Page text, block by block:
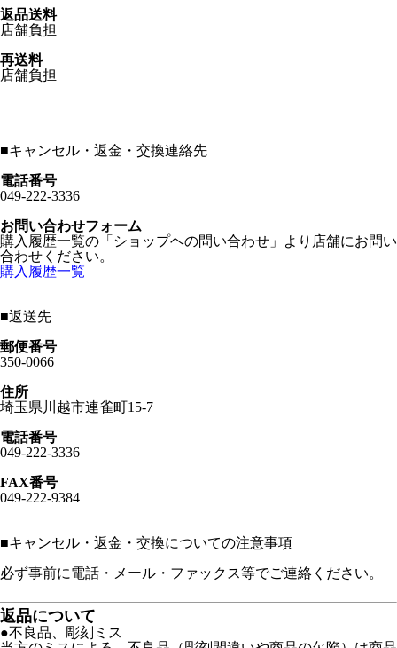
返品送料
店舗負担
再送料
店舗負担
■キャンセル・返金・交換連絡先
電話番号
049-222-3336
お問い合わせフォーム
購入履歴一覧の「ショップヘの問い合わせ」より店舗にお問い
合わせください。
購入履歴一覧
■返送先
郵便番号
350-0066
住所
埼玉県川越市連雀町15-7
電話番号
049-222-3336
FAX番号
049-222-9384
■キャンセル・返金・交換についての注意事項
必ず事前に電話・メール・ファックス等でご連絡ください。
返品について
●不良品、彫刻ミス